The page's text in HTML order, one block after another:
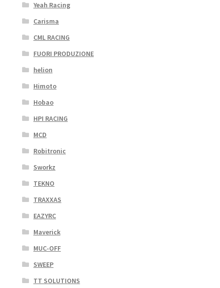
Yeah Racing
Carisma
CML RACING
FUORI PRODUZIONE
helion
Himoto
Hobao
HPI RACING
MCD
Robitronic
Sworkz
TEKNO
TRAXXAS
EAZYRC
Maverick
MUC-OFF
SWEEP
TT SOLUTIONS